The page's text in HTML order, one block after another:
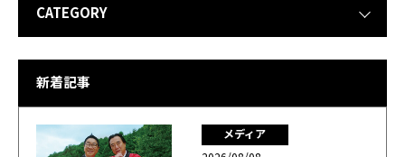
CATEGORY
新着記事
メディア